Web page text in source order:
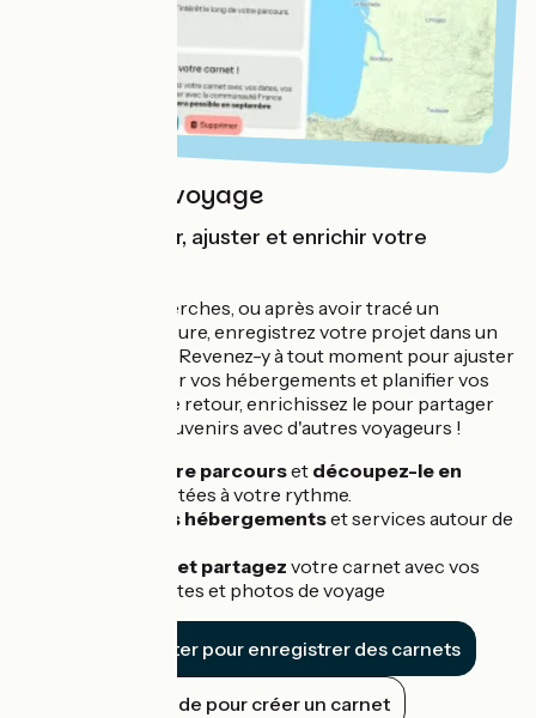
Le carnet de voyage
Pour enregistrer, ajuster et enrichir votre
Au fil de vos recherches, ou après avoir tracé un
itinéraire sur-mesure, enregistrez votre projet dans un
Carnet de voyage. Revenez-y à tout moment pour ajuster
votre tracé, ajouter vos hébergements et planifier vos
visites. Une fois de retour, enrichissez le pour partager
vos plus beaux souvenirs avec d'autres voyageurs !
Ajustez votre parcourset découpez-le en
adaptées à votre rythme.
Ajoutez vos hébergementset services autour de
Complétez et partagez votre carnet avec vos
ressentis, dates et photos de voyage
Se connecter pour enregistrer des carnets
Guide pour créer un carnet